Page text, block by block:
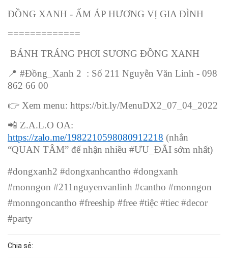
ĐỒNG XANH - ẤM ÁP HƯƠNG VỊ GIA ĐÌNH
=============
BÁNH TRÁNG PHƠI SƯƠNG ĐỒNG XANH
📍 #Đồng_Xanh 2 : Số 211 Nguyễn Văn Linh - 098
862 66 00
👉 Xem menu: https://bit.ly/MenuDX2_07_04_2022
📲 Z.A.L.O OA:
https://zalo.me/1982210598080912218 (nhắn
“QUAN TÂM” để nhận nhiều #ƯU_ĐÃI sớm nhất)
#dongxanh2 #dongxanhcantho #dongxanh
#monngon #211nguyenvanlinh #cantho #monngon
#monngoncantho #freeship #free #tiệc #tiec #decor
#party
Chia sẻ: